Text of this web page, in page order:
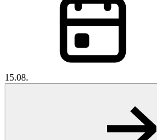
15.08.